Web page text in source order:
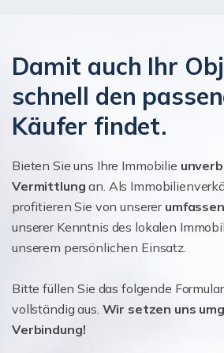
Damit auch Ihr
schnell den
Käufer findet.
Bieten Sie uns Ihre Immobilie
Vermittlung an. Als
profitieren Sie von unserer
unserer Kenntnis des lokalen
unserem persönlichen Einsatz.
Bitte füllen Sie das folgende
vollständig aus. Wir setzen uns
Verbindung!